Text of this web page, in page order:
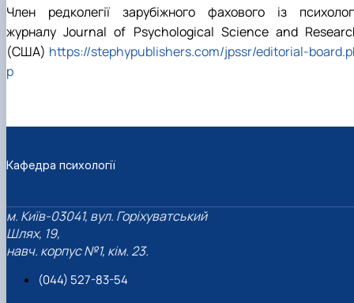
Член редколегії зарубіжного фахового із
журналуJournal of Psychological Science and
(США) https://stephypublishers.com/jpssr/editorial-
p
Кафедра психології
м. Київ-03041, вул. Горіхуватський
Шлях, 19,
навч. корпус №1, кім. 23.
(044) 527-83-54